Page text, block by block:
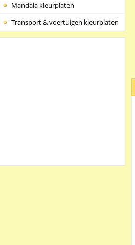
Mandala kleurplaten
Transport & voertuigen kleurplaten